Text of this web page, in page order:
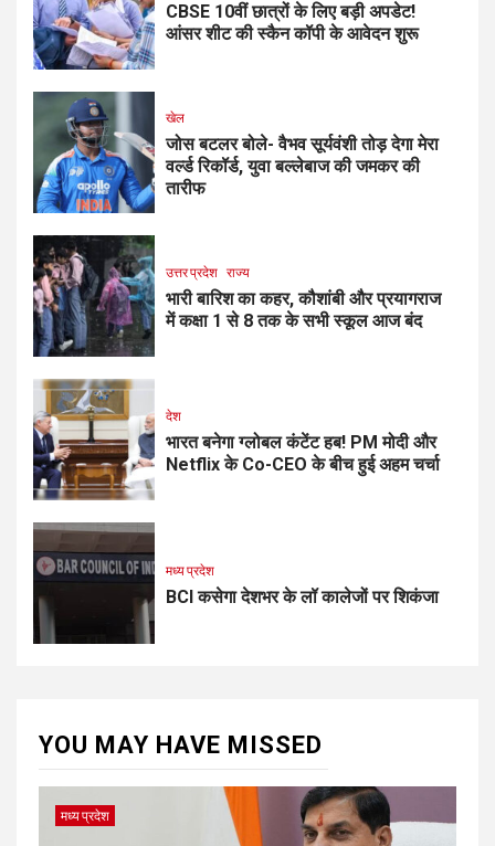
CBSE 10वीं छात्रों के लिए बड़ी अपडेट!
आंसर शीट की स्कैन कॉपी के आवेदन शुरू
खेल
जोस बटलर बोले- वैभव सूर्यवंशी तोड़ देगा मेरा
वर्ल्ड रिकॉर्ड, युवा बल्लेबाज की जमकर की
तारीफ
उत्तर प्रदेश राज्य
भारी बारिश का कहर, कौशांबी और प्रयागराज
में कक्षा 1 से 8 तक के सभी स्कूल आज बंद
देश
भारत बनेगा ग्लोबल कंटेंट हब! PM मोदी और
Netflix के Co-CEO के बीच हुई अहम चर्चा
मध्य प्रदेश
BCI कसेगा देशभर के लॉ कालेजों पर शिकंजा
YOU MAY HAVE MISSED
मध्य प्रदेश